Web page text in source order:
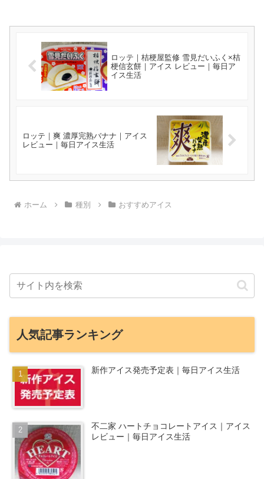
ロッテ｜桔梗屋監修 雪見だいふく×桔
梗信玄餅｜アイス レビュー｜毎日ア
イス生活
ロッテ｜爽 濃厚完熟バナナ｜アイス
レビュー｜毎日アイス生活
ホーム 種別 おすすめアイス
人気記事ランキング
新作アイス発売予定表｜毎日アイス生活
不二家 ハートチョコレートアイス｜アイス
レビュー｜毎日アイス生活